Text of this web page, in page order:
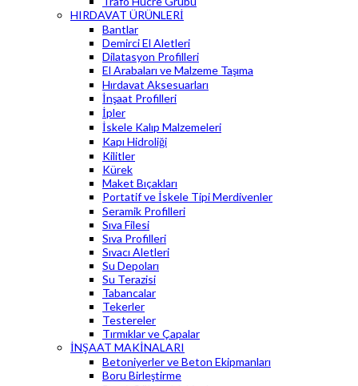
HIRDAVAT ÜRÜNLERİ
Bantlar
Demirci El Aletleri
Dilatasyon Profilleri
El Arabaları ve Malzeme Taşıma
Hırdavat Aksesuarları
İnşaat Profilleri
İpler
İskele Kalıp Malzemeleri
Kapı Hidroliği
Kilitler
Kürek
Maket Bıçakları
Portatif ve İskele Tipi Merdivenler
Seramik Profilleri
Sıva Filesi
Sıva Profilleri
Sıvacı Aletleri
Su Depoları
Su Terazisi
Tabancalar
Tekerler
Testereler
Tırmıklar ve Çapalar
İNŞAAT MAKİNALARI
Betoniyerler ve Beton Ekipmanları
Boru Birleştirme